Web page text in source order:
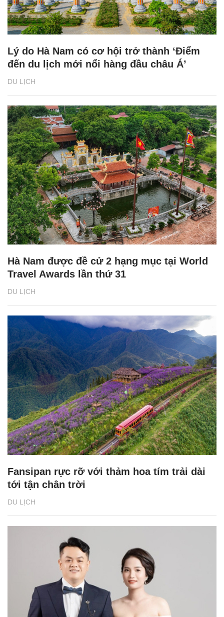
DU LỊCH
Lý do Hà Nam có cơ hội trở thành ‘Điểm
đến du lịch mới nổi hàng đầu châu Á’
DU LỊCH
Hà Nam được đề cử 2 hạng mục tại World
Travel Awards lần thứ 31
DU LỊCH
Fansipan rực rỡ với thảm hoa tím trải dài
tới tận chân trời